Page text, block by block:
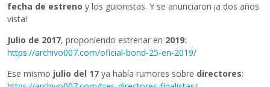
fecha de estreno y los guionistas. Y se anunciaron ¡a dos años
vista!
Julio de 2017, proponiendo estrenar en 2019:
https://archivo007.com/oficial-bond-25-en-2019/
Ese mismo julio del 17 ya había rumores sobre directores: